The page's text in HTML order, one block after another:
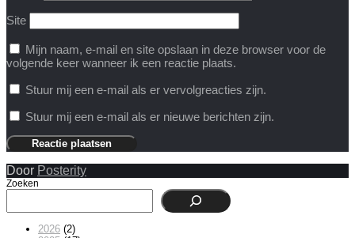
Site
Mijn naam, e-mail en site opslaan in deze browser voor de
volgende keer wanneer ik een reactie plaats.
Stuur mij een e-mail als er vervolgreacties zijn.
Stuur mij een e-mail als er nieuwe berichten zijn.
Door Posterity
Zoeken
2026 (2)